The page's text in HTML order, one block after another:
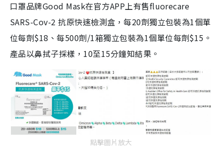
口罩品牌Good Mask在官方APP上有售fluorecare
SARS-Cov-2 抗原快速檢測盒，每20劑獨立包裝為1個單
位每劑$18、每500劑/1箱獨立包裝為1個單位每劑$15。
產品以鼻拭子採樣，10至15分鐘知結果。
點擊圖片放大